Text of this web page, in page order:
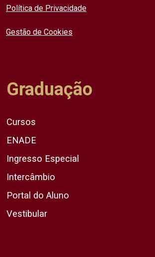
Política de Privacidade
Gestão de Cookies
Graduação
Cursos
ENADE
Ingresso Especial
Intercâmbio
Portal do Aluno
Vestibular